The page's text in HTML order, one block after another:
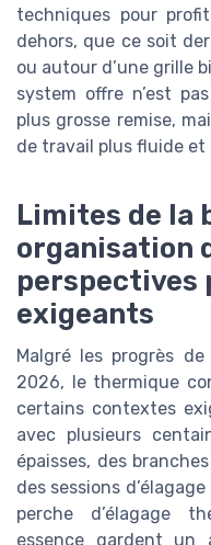
techniques pour
dehors, que ce soit
ou autour d’une grille
system offre n’est
plus grosse remise,
de travail plus fluide et
Limites de la
organisation
perspectives
exigeants
Malgré les progrès
2026, le thermique
certains contextes
avec plusieurs
épaisses, des
des sessions
perche d’élagage
essence gardent un